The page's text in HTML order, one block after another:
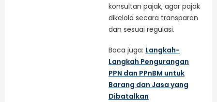
konsultan pajak, agar pajak
dikelola secara transparan
dan sesuai regulasi.
Baca juga: Langkah-
Langkah Pengurangan
PPN dan PPnBM untuk
Barang dan Jasa yang
Dibatalkan